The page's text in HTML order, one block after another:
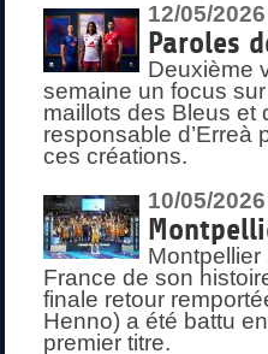
12/05/2026
Paroles
Deuxième
semaine un focus
maillots des Bleus et
responsable d’Erreà
ces créations.
10/05/2026
France de son
finale retour
Henno) a été battu
premier titre.